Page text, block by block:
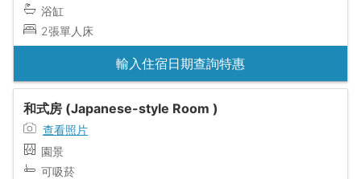
浴缸
2張單人床
輸入住宿日期查詢特惠
和式房 (Japanese-style Room )
查看照片
園景
可吸菸